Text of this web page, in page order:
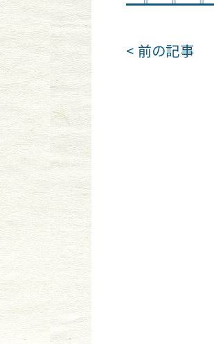
< 前の記事